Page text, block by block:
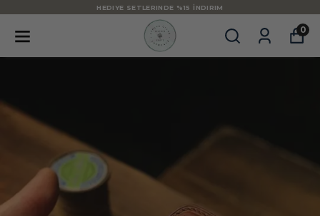
HEDIYE SETLERINDE %15 İNDIRIM
0